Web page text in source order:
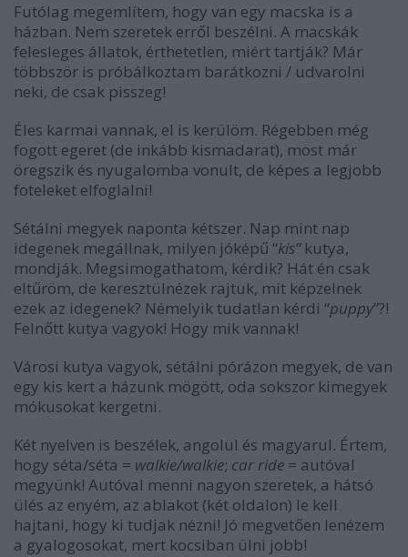
Futólag megemlítem, hogy van egy macska is a
házban. Nem szeretek erről beszélni. A macskák
felesleges állatok, érthetetlen, miért tartják? Már
többször is próbálkoztam barátkozni / udvarolni
neki, de csak pisszeg!
Éles karmai vannak, el is kerülöm. Régebben még
fogott egeret (de inkább kismadarat), most már
öregszik és nyugalomba vonult, de képes a legjobb
foteleket elfoglalni!
Sétálni megyek naponta kétszer. Nap mint nap
idegenek megállnak, milyen jóképű “kis” kutya,
mondják. Megsimogathatom, kérdik? Hát én csak
eltűröm, de keresztülnézek rajtuk, mit képzelnek
ezek az idegenek? Némelyik tudatlan kérdi “puppy”?!
Felnőtt kutya vagyok! Hogy mik vannak!
Városi kutya vagyok, sétálni pórázon megyek, de van
egy kis kert a házunk mögött, oda sokszor kimegyek
mókusokat kergetni.
Két nyelven is beszélek, angolul és magyarul. Értem,
hogy séta/séta = walkie/walkie; car ride = autóval
megyünk! Autóval menni nagyon szeretek, a hátsó
ülés az enyém, az ablakot (két oldalon) le kell
hajtani, hogy ki tudjak nézni! Jó megvetően lenézem
a gyalogosokat, mert kocsiban ülni jobb!